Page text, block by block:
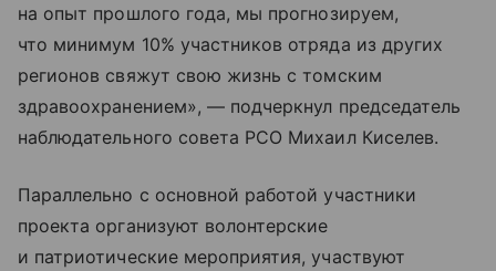
на опыт прошлого года, мы прогнозируем,
что минимум 10% участников отряда из других
регионов свяжут свою жизнь с томским
здравоохранением», — подчеркнул председатель
наблюдательного совета РСО Михаил Киселев.
Параллельно с основной работой участники
проекта организуют волонтерские
и патриотические мероприятия, участвуют